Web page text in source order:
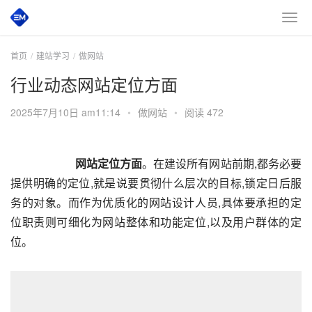
首页 建站学习 做网站
行业动态网站定位方面
2025年7月10日 am11:14 • 做网站 • 阅读 472
网站定位方面。在建设所有网站前期,都务必要
提供明确的定位,就是说要贯彻什么层次的目标,锁定日后服
务的对象。而作为优质化的网站设计人员,具体要承担的定
位职责则可细化为网站整体和功能定位,以及用户群体的定
位。